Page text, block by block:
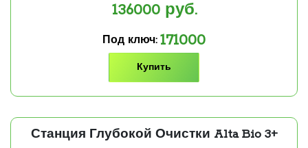
136000руб.
Под ключ: 171000
Купить
Станция Глубокой Очистки Alta Bio 3+